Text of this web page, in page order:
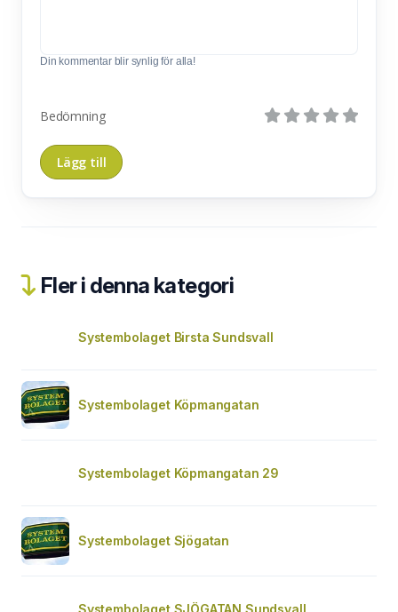
Din kommentar blir synlig för alla!
Bedömning
Fler i denna kategori
Systembolaget Birsta Sundsvall
Systembolaget Köpmangatan
Systembolaget Köpmangatan 29
Systembolaget Sjögatan
Systembolaget SJÖGATAN Sundsvall